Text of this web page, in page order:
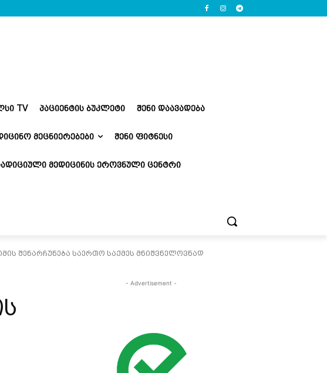
TV ᲞᲐᲪᲘᲔᲜᲢᲘᲡ ᲑᲣᲙᲚᲔᲢᲘ ᲨᲔᲜᲘ ᲓᲐᲐᲕᲐᲓᲔᲑᲐ
ᲛᲔᲪᲜᲘᲔᲠᲔᲑᲔᲑᲘ ᲨᲔᲜᲘ ᲤᲘᲢᲜᲔᲡᲘ
ᲛᲔᲓᲘᲪᲘᲜᲘᲡ ᲔᲠᲝᲕᲜᲣᲚᲘ ᲪᲔᲜᲢᲠᲘ
შენარჩუნება საერთო საქმეს მნიშვნელოვნად
- Advertisement -